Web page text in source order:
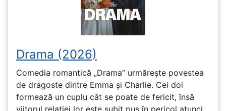
Drama (2026)
Comedia romantică „Drama” urmărește povestea
de dragoste dintre Emma și Charlie. Cei doi
formează un cuplu cât se poate de fericit, însă